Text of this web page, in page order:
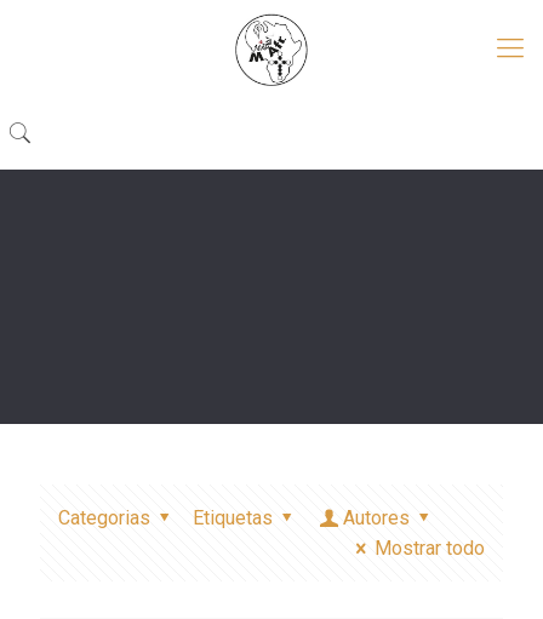
Categorias Etiquetas
Autores
Mostrar todo